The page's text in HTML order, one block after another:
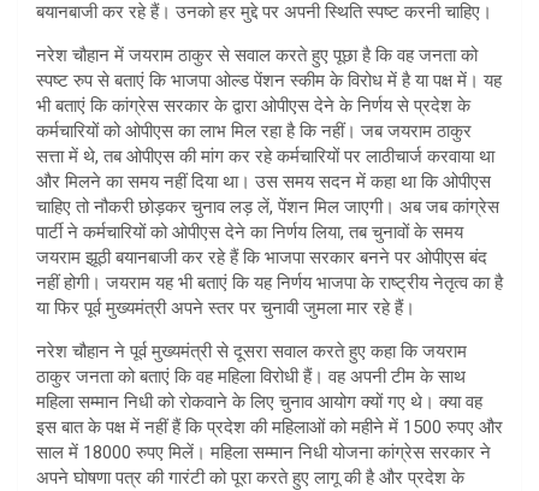
बयानबाजी कर रहे हैं। उनको हर मुद्दे पर अपनी स्थिति स्पष्ट करनी चाहिए।
नरेश चौहान में जयराम ठाकुर से सवाल करते हुए पूछा है कि वह जनता को
स्पष्ट रुप से बताएं कि भाजपा ओल्ड पेंशन स्कीम के विरोध में है या पक्ष में। यह
भी बताएं कि कांग्रेस सरकार के द्वारा ओपीएस देने के निर्णय से प्रदेश के
कर्मचारियों को ओपीएस का लाभ मिल रहा है कि नहीं। जब जयराम ठाकुर
सत्ता में थे, तब ओपीएस की मांग कर रहे कर्मचारियों पर लाठीचार्ज करवाया था
और मिलने का समय नहीं दिया था। उस समय सदन में कहा था कि ओपीएस
चाहिए तो नौकरी छोड़कर चुनाव लड़ लें, पेंशन मिल जाएगी। अब जब कांग्रेस
पार्टी ने कर्मचारियों को ओपीएस देने का निर्णय लिया, तब चुनावों के समय
जयराम झूठी बयानबाजी कर रहे हैं कि भाजपा सरकार बनने पर ओपीएस बंद
नहीं होगी। जयराम यह भी बताएं कि यह निर्णय भाजपा के राष्ट्रीय नेतृत्व का है
या फिर पूर्व मुख्यमंत्री अपने स्तर पर चुनावी जुमला मार रहे हैं।
नरेश चौहान ने पूर्व मुख्यमंत्री से दूसरा सवाल करते हुए कहा कि जयराम
ठाकुर जनता को बताएं कि वह महिला विरोधी हैं। वह अपनी टीम के साथ
महिला सम्मान निधी को रोकवाने के लिए चुनाव आयोग क्यों गए थे। क्या वह
इस बात के पक्ष में नहीं हैं कि प्रदेश की महिलाओं को महीने में 1500 रुपए और
साल में 18000 रुपए मिलें। महिला सम्मान निधी योजना कांग्रेस सरकार ने
अपने घोषणा पत्र की गारंटी को पूरा करते हुए लागू की है और प्रदेश के